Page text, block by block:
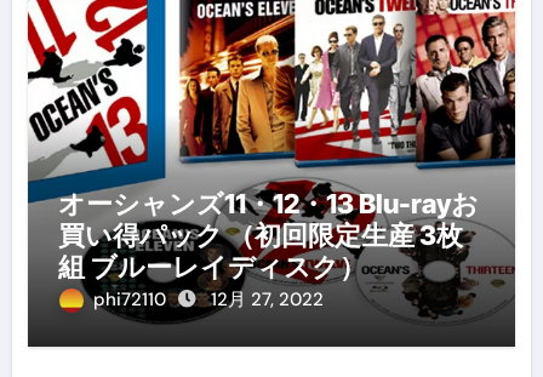
オーシャンズ11・12・13 Blu-rayお
買い得パック （初回限定生産 3枚
組 ブルーレイディスク）
phi72110 12月 27, 2022